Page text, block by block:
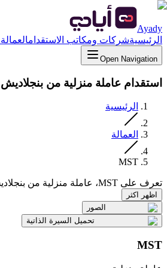
Ayady
الرئيسيةشركات ومكاتب الاستقدامالعمالة
Open Navigation
استقدام عاملة منزلية من بنجلاديش MST من السعودية
الرئيسية
العمالة
MST
تعرف على MST، عاملة منزلية من بنجلاديش تتمتع بخبرة في مجالات تنظيف المنزل وجليسة...
اظهر اكثر
الصور
تحميل السيرة الذاتية
MST